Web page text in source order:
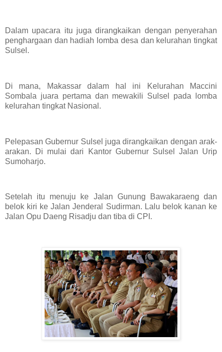
Dalam upacara itu juga dirangkaikan dengan penyerahan
penghargaan dan hadiah lomba desa dan kelurahan tingkat
Sulsel.
Di mana, Makassar dalam hal ini Kelurahan Maccini
Sombala juara pertama dan mewakili Sulsel pada lomba
kelurahan tingkat Nasional.
Pelepasan Gubernur Sulsel juga dirangkaikan dengan arak-
arakan. Di mulai dari Kantor Gubernur Sulsel Jalan Urip
Sumoharjo.
Setelah itu menuju ke Jalan Gunung Bawakaraeng dan
belok kiri ke Jalan Jenderal Sudirman. Lalu belok kanan ke
Jalan Opu Daeng Risadju dan tiba di CPI.